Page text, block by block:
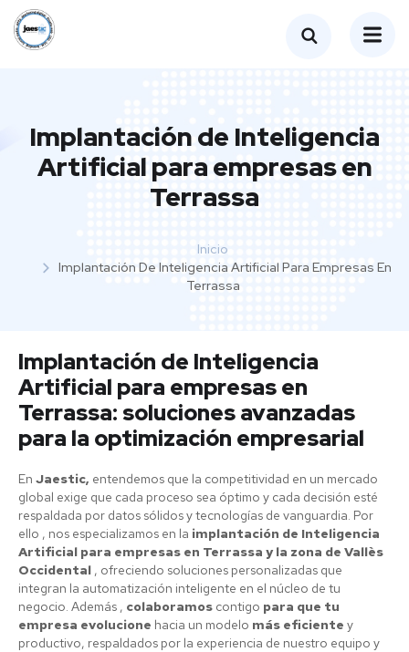
Implantación de Inteligencia
Artificial para empresas en
Terrassa
Inicio
Implantación De Inteligencia Artificial Para Empresas En
Terrassa
Implantación de Inteligencia
Artificial para empresas en
Terrassa: soluciones avanzadas
para la optimización empresarial
En Jaestic, entendemos que la competitividad en un mercado
global exige que cada proceso sea óptimo y cada decisión esté
respaldada por datos sólidos y tecnologías de vanguardia. Por
ello , nos especializamos en la implantación de Inteligencia
Artificial para empresas en Terrassa y la zona de Vallès
Occidental , ofreciendo soluciones personalizadas que
integran la automatización inteligente en el núcleo de tu
negocio. Además , colaboramos contigo para que tu
empresa evolucione hacia un modelo más eficiente y
productivo, respaldados por la experiencia de nuestro equipo y